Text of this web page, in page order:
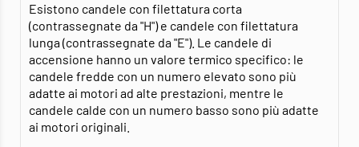
Esistono candele con filettatura corta
(contrassegnate da "H") e candele con filettatura
lunga (contrassegnate da "E"). Le candele di
accensione hanno un valore termico specifico: le
candele fredde con un numero elevato sono più
adatte ai motori ad alte prestazioni, mentre le
candele calde con un numero basso sono più adatte
ai motori originali.